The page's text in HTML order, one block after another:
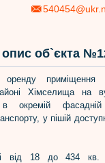
об`єкта
приміщення
Хімселища на
в окремій
у пішій
від 18 до 434